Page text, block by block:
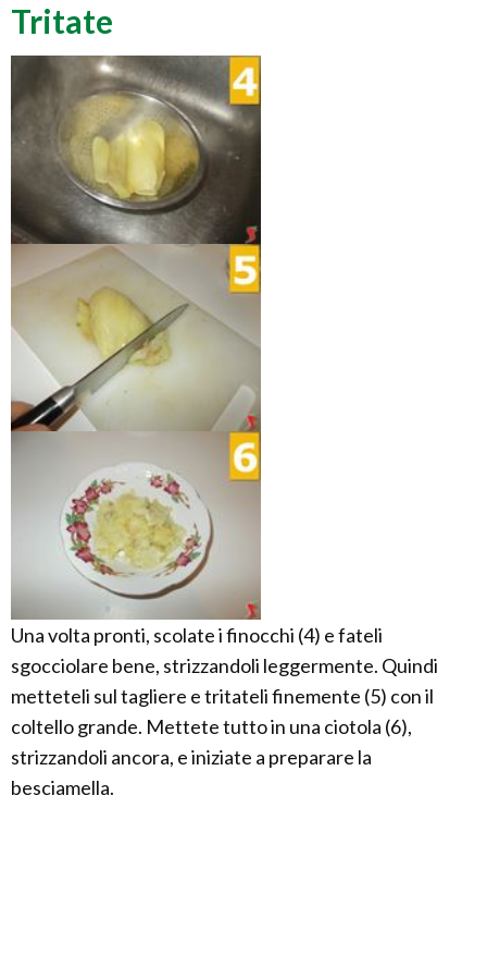
Tritate
Una volta pronti, scolate i finocchi (4) e fateli
sgocciolare bene, strizzandoli leggermente. Quindi
metteteli sul tagliere e tritateli finemente (5) con il
coltello grande. Mettete tutto in una ciotola (6),
strizzandoli ancora, e iniziate a preparare la
besciamella.